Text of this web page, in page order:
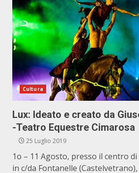
Cultura
Lux: Ideato e creato da
-Teatro Equestre Cimarosa
25 Luglio 2019
1o – 11 Agosto, presso il centro
in c/da Fontanelle